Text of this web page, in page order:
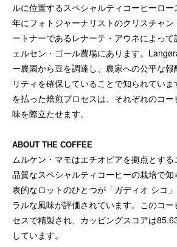
ルに位置するスペシャルティコーヒーロ
年にフォトジャーナリストのクリスチャ
ートナーであるレナーテ・アウネによっ
ェルセン・ゴール農場にあります。
ー農園から豆を調達し、農家への公平な
リティを確保していることで知られてい
を払った焙煎プロセスは、それぞれのコ
味を際立たせます。
ABOUT THE COFFEE
ムルケン・マモはエチオピアを拠点とす
品質なスペシャルティコーヒーの栽培で
表的なロットのひとつが「ガディオ シコ
ラルな風味が評価されています。このコ
セスで精製され、カッピングスコアは
しています。